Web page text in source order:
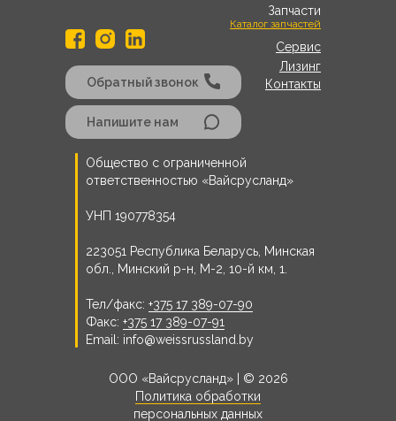
ООО «Вайсрусланд» | © 2026
Политика обработки
персональных данных
Общество с ограниченной
ответственностью «Вайсрусланд»
УНП 190778354
223051 Республика Беларусь, Минская
обл., Минский р-н, М-2, 10-й км, 1.
Тел/факс: +375 17 389-07-90
Факс: +375 17 389-07-91
Email: info@weissrussland.by
Запчасти
Сервис
Лизинг
Контакты
Обратный звонок
Напишите нам
Каталог запчастей